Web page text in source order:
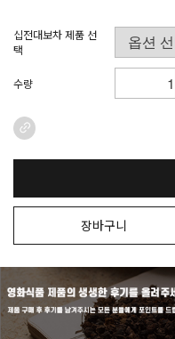
십전대보차 제품 선
택
수량
장바구니